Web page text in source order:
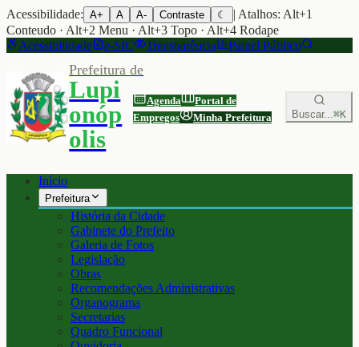
Acessibilidade: A+ A A- Contraste ☾
| Atalhos: Alt+1
Conteudo · Alt+2 Menu · Alt+3 Topo · Alt+4 Rodape
Acessibilidade
e-SIC Transparência Painel Público
Prefeitura de
Lupi
onóp
olis
Agenda
Portal de
Empregos
Minha Prefeitura Buscar...⌘K
Início
Prefeitura
História da Cidade
Gabinete do Prefeito
Galeria de Fotos
Legislação
Obras
Recomendações Administrativas
Organograma
Secretarias
Quadro Funcional